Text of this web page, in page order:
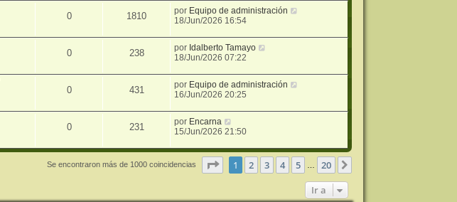
0 1810 por Equipo de administración
18/Jun/2026 16:54
0 238 por Idalberto Tamayo
18/Jun/2026 07:22
0 431 por Equipo de administración
16/Jun/2026 20:25
0 231 por Encarna
15/Jun/2026 21:50
Se encontraron más de 1000 coincidencias Página1 de 20
1 2 3 4 5 20
Ir a